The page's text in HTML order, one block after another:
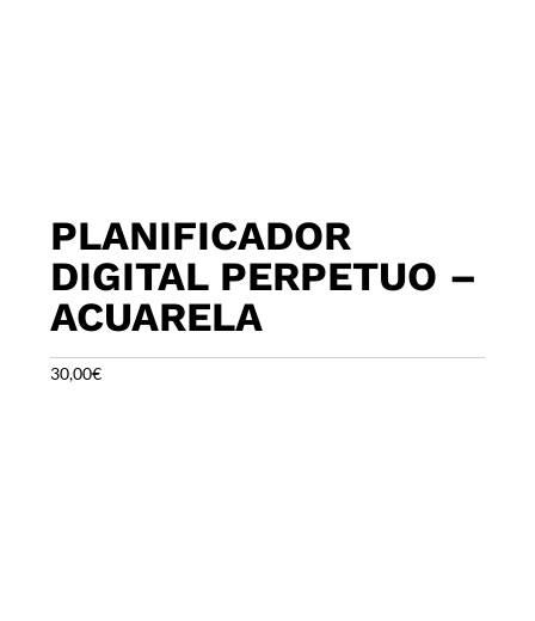
PLANIFICADOR
DIGITAL PERPETUO –
ACUARELA
30,00€